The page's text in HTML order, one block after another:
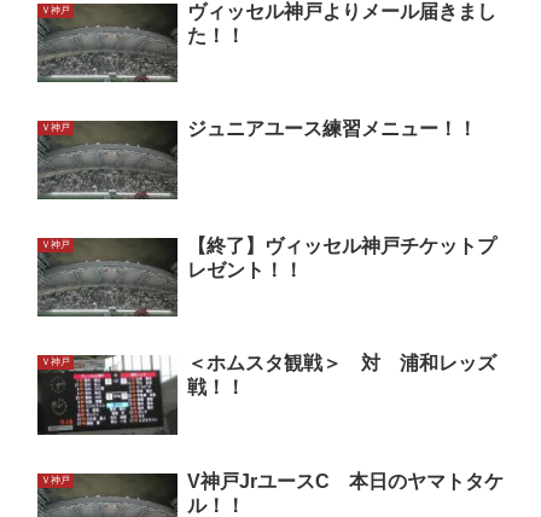
Ｖ神戸
ヴィッセル神戸よりメール届きまし
た！！
Ｖ神戸 ジュニアユース練習メニュー！！
Ｖ神戸
【終了】ヴィッセル神戸チケットプ
レゼント！！
Ｖ神戸
＜ホムスタ観戦＞ 対 浦和レッズ
戦！！
Ｖ神戸
V神戸JrユースC 本日のヤマトタケ
ル！！